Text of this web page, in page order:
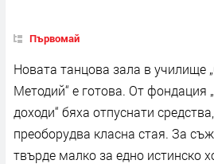
Първомай
Новата танцова зала в училище
Методий“ е готова. От фондация
доходи“ бяха отпуснати
преоборудва класна стая. За
твърде малко за едно истинско